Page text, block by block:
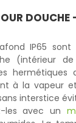
IP65 sont
(intérieur de
hermétiques
à la vapeur et
interstice
les avec un